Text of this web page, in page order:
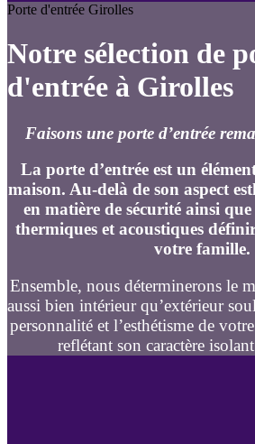
Porte d'entrée Girolles
Notre sélection de
d'entrée à Girolles
Faisons une porte d’entrée
La porte d’entrée est un
maison. Au-delà de son aspect
en matière de sécurité ainsi
thermiques et acoustiques
votre famille.
Ensemble, nous déterminerons le
aussi bien intérieur qu’extérieur
personnalité et l’esthétisme de
reflétant son caractère